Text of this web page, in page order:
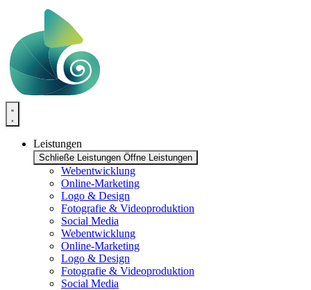
springen
Leistungen
Schließe Leistungen Öffne Leistungen
Webentwicklung
Online-Marketing
Logo & Design
Fotografie & Videoproduktion
Social Media
Webentwicklung
Online-Marketing
Logo & Design
Fotografie & Videoproduktion
Social Media